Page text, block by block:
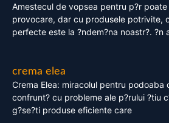
Amestecul de vopsea pentru p?r
provocare, dar cu produsele potrivite,
perfecte este la ?ndem?na noastr?. ?n
crema elea
Crema Elea: miracolul pentru podoaba
confrunt? cu probleme ale p?rului ?tiu
g?se?ti produse eficiente care